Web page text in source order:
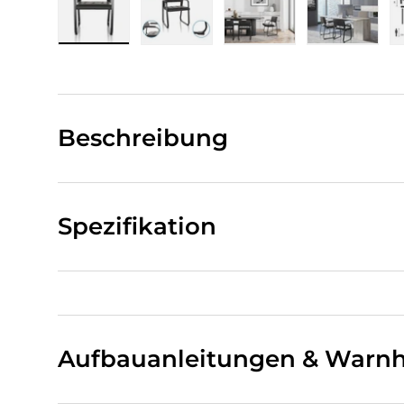
Beschreibung
Spezifikation
Aufbauanleitungen &